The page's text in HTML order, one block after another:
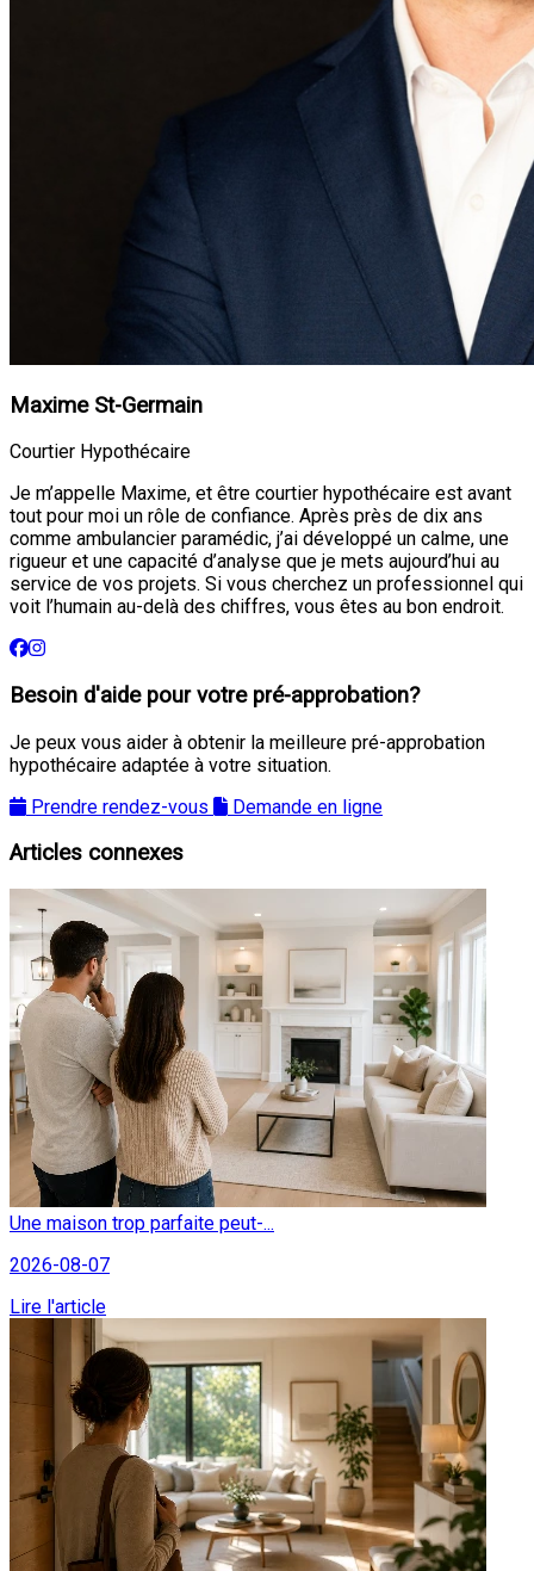
Maxime St-Germain
Courtier Hypothécaire
Je m’appelle Maxime, et être courtier hypothécaire est avant
tout pour moi un rôle de confiance. Après près de dix ans
comme ambulancier paramédic, j’ai développé un calme, une
rigueur et une capacité d’analyse que je mets aujourd’hui au
service de vos projets. Si vous cherchez un professionnel qui
voit l’humain au-delà des chiffres, vous êtes au bon endroit.
Besoin d'aide pour votre pré-approbation?
Je peux vous aider à obtenir la meilleure pré-approbation
hypothécaire adaptée à votre situation.
Prendre rendez-vous
Demande en ligne
Articles connexes
Une maison trop parfaite peut-...
2026-08-07
Lire l'article